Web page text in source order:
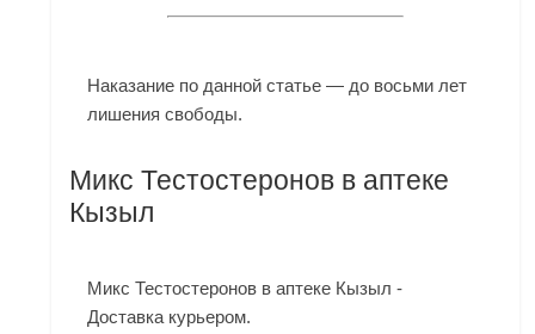
Наказание по данной статье — до восьми лет
лишения свободы.
Микс Тестостеронов в аптеке
Кызыл
Микс Тестостеронов в аптеке Кызыл -
Доставка курьером.